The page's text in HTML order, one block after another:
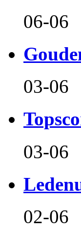
06-06
03-06
03-06
02-06